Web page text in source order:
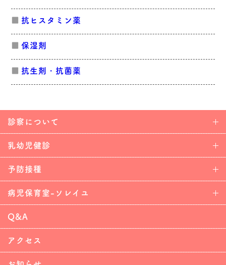
抗ヒスタミン薬
保湿剤
抗生剤・抗菌薬
診察について
乳幼児健診
予防接種
病児保育室-ソレイユ
Q&A
アクセス